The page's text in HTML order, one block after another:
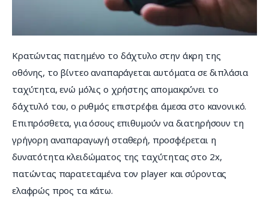
Κρατώντας πατημένο το δάχτυλο στην άκρη της
οθόνης, το βίντεο αναπαράγεται αυτόματα σε διπλάσια
ταχύτητα, ενώ μόλις ο χρήστης απομακρύνει το
δάχτυλό του, ο ρυθμός επιστρέφει άμεσα στο κανονικό.
Επιπρόσθετα, για όσους επιθυμούν να διατηρήσουν τη
γρήγορη αναπαραγωγή σταθερή, προσφέρεται η
δυνατότητα κλειδώματος της ταχύτητας στο 2x,
πατώντας παρατεταμένα τον player και σύροντας
ελαφρώς προς τα κάτω.